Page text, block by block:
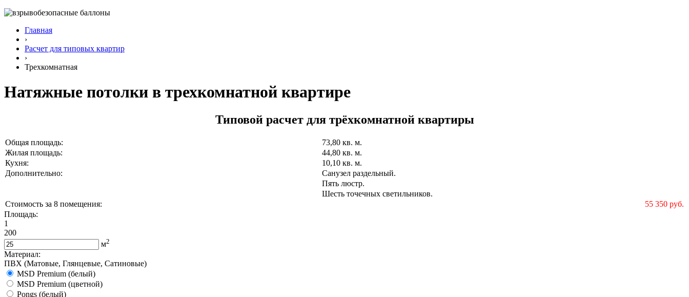
Главная
›
Расчет для типовых квартир
›
Трехкомнатная
Натяжные потолки в трехкомнатной квартире
Типовой расчет для трёхкомнатной квартиры
Общая площадь:
73,80 кв. м.
Жилая площадь:
44,80 кв. м.
Кухня:
10,10 кв. м.
Дополнительно:
Санузел раздельный.
Пять люстр.
Шесть точечных светильников.
Стоимость за 8 помещения:
55 350 руб.
Площадь:
1
200
м2
Материал:
ПВХ (Матовые, Глянцевые, Сатиновые)
MSD Premium (белый)
MSD Premium (цветной)
Pongs (белый)